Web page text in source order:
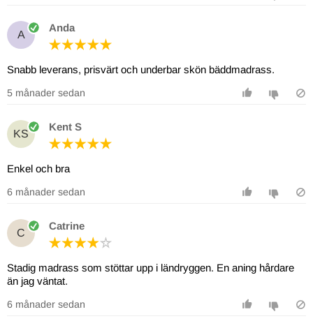
A
Anda
Snabb leverans, prisvärt och underbar skön bäddmadrass.
5 månader sedan
KS
Kent S
Enkel och bra
6 månader sedan
C
Catrine
Stadig madrass som stöttar upp i ländryggen. En aning hårdare
än jag väntat.
6 månader sedan